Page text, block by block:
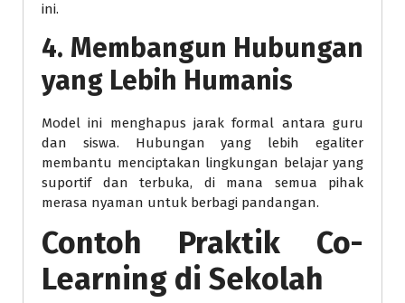
ini.
4. Membangun Hubungan
yang Lebih Humanis
Model ini menghapus jarak formal antara guru
dan siswa. Hubungan yang lebih egaliter
membantu menciptakan lingkungan belajar yang
suportif dan terbuka, di mana semua pihak
merasa nyaman untuk berbagi pandangan.
Contoh Praktik Co-
Learning di Sekolah